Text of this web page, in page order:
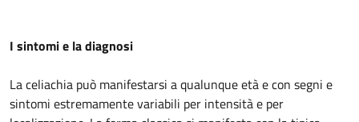
I sintomi e la diagnosi
La celiachia può manifestarsi a qualunque età e con segni e
sintomi estremamente variabili per intensità e per